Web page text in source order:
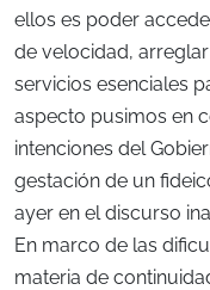
ellos es poder
de velocidad,
servicios esenciales
aspecto pusimos en
intenciones del
gestación de un
ayer en el discurso
En marco de las
materia de